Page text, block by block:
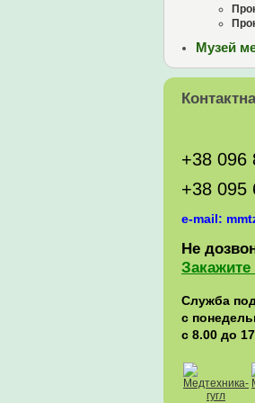
Музей
+38 096
+38 095
e-mail:
Не
Служба
с
с 8.00 до